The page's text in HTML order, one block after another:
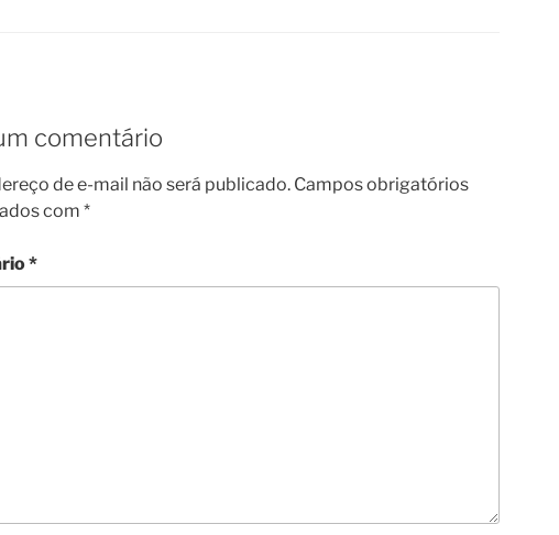
comentário
de e-mail não será publicado. Campos obrigatórios
com *
*